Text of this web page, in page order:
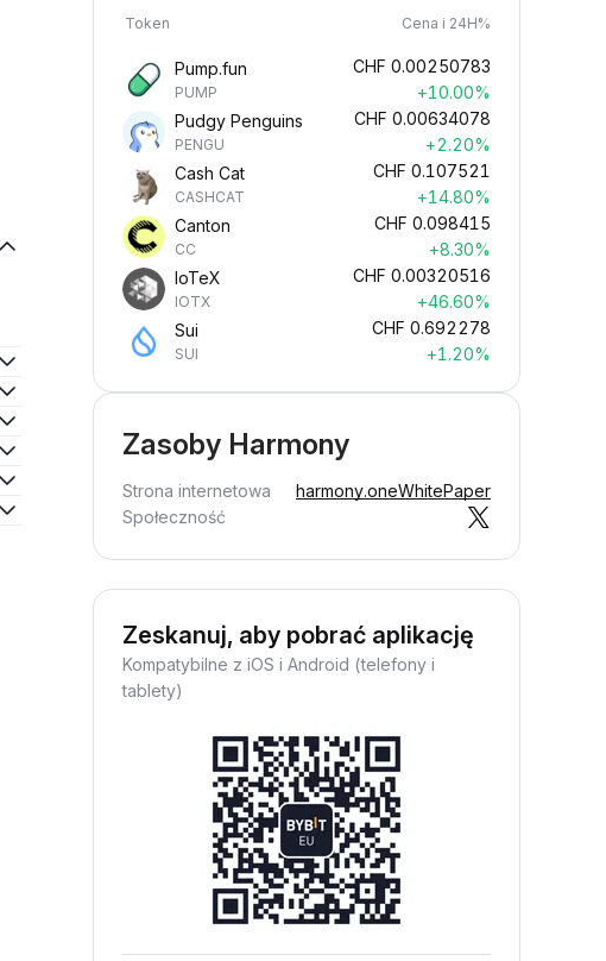
Token Cena i 24H%
Pump.fun
PUMP
CHF 0.00250783
+10.00%
Pudgy Penguins
PENGU
CHF 0.00634078
+2.20%
Cash Cat
CASHCAT
CHF 0.107521
+14.80%
Canton
CC
CHF 0.098415
+8.30%
IoTeX
IOTX
CHF 0.00320516
+46.60%
Sui
SUI
CHF 0.692278
+1.20%
Zasoby Harmony
Strona internetowa harmony.oneWhitePaper
Społeczność
Zeskanuj, aby pobrać aplikację
Kompatybilne z iOS i Android (telefony i
tablety)